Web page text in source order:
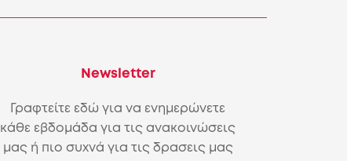
Newsletter
Γραφτείτε εδώ για να ενημερώνετε
κάθε εβδομάδα για τις ανακοινώσεις
μας ή πιο συχνά για τις δρασεις μας